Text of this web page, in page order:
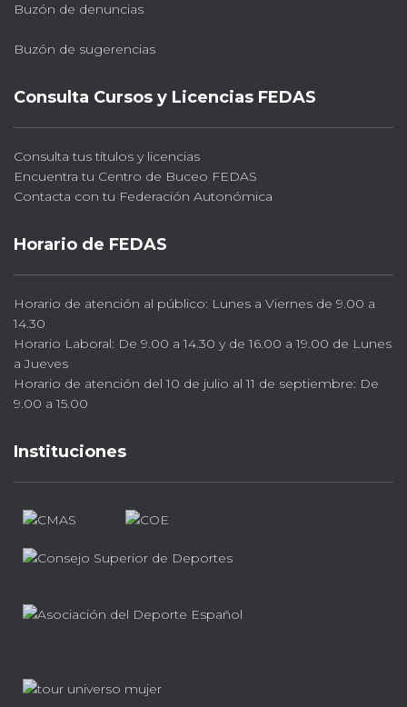
Buzón de denuncias
Buzón de sugerencias
Consulta Cursos y Licencias FEDAS
Consulta tus títulos y licencias
Encuentra tu Centro de Buceo FEDAS
Contacta con tu Federación Autonómica
Horario de FEDAS
Horario de atención al público: Lunes a Viernes de 9.00 a
14.30
Horario Laboral: De 9.00 a 14.30 y de 16.00 a 19.00 de Lunes
a Jueves
Horario de atención del 10 de julio al 11 de septiembre: De
9.00 a 15.00
Instituciones